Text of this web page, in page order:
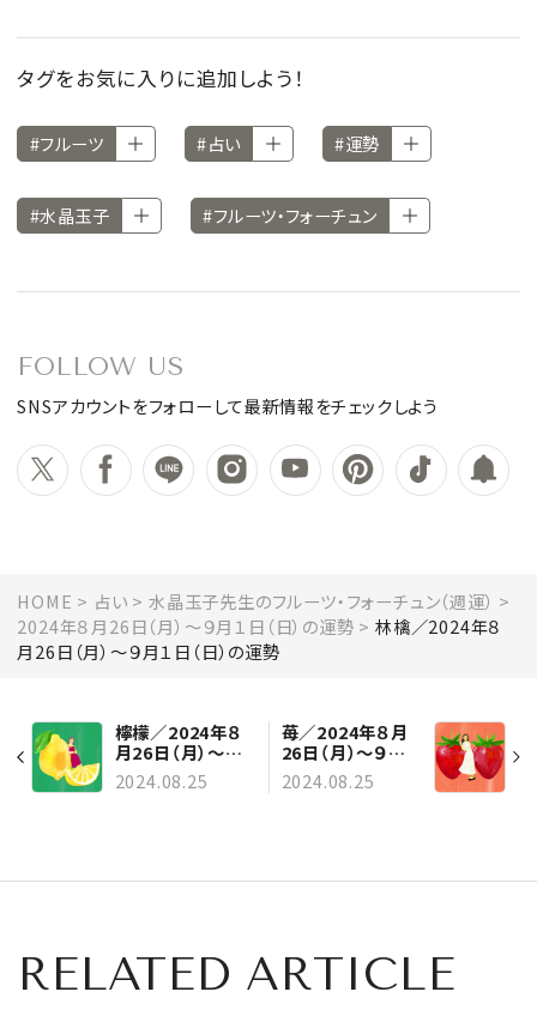
タグをお気に入りに追加しよう！
#フルーツ #占い #運勢
#水晶玉子 #フルーツ・フォーチュン
FOLLOW US
SNSアカウントをフォローして最新情報をチェックしよう
HOME 占い
水晶玉子先生のフルーツ・フォーチュン（週運）
2024年８月26日（月）～９月１日（日）の運勢
林檎／2024年８
月26日（月）～９月１日（日）の運勢
檸檬／2024年８
月26日（月）～９
月１日（日）の運勢
2024.08.25
苺／2024年８月
26日（月）～９月１
日（日）の運勢
2024.08.25
RELATED ARTICLE